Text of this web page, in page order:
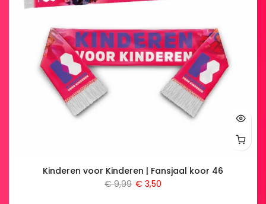
Kinderen voor Kinderen | Fansjaal koor 46
€ 9,99 € 3,50